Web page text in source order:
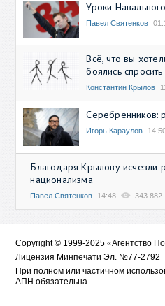
Уроки Навального
Павел Святенков
Всё, что вы
боялись спросить
Константин Крылов
Серебренников:
Игорь Караулов
Благодаря Крылову исчезли
национализма
Павел Святенков 14:48 343 882
Copyright © 1999-2025 «Агентство
Лицензия Минпечати Эл. №77-2792
При полном или частичном
АПН обязательна